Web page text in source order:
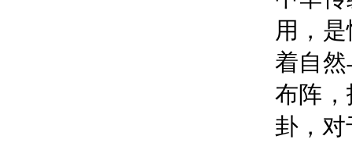
用，
着自
布阵
卦，